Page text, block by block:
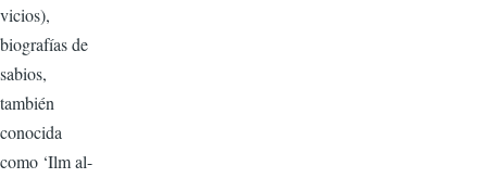
vicios),
biografías de
sabios,
también
conocida
como ‘Ilm al-